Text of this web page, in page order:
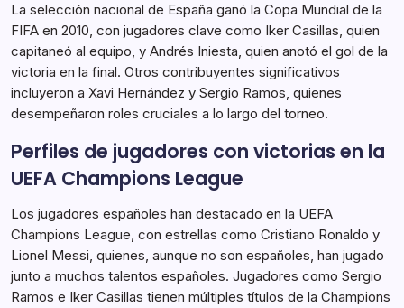
La selección nacional de España ganó la Copa Mundial de la
FIFA en 2010, con jugadores clave como Iker Casillas, quien
capitaneó al equipo, y Andrés Iniesta, quien anotó el gol de la
victoria en la final. Otros contribuyentes significativos
incluyeron a Xavi Hernández y Sergio Ramos, quienes
desempeñaron roles cruciales a lo largo del torneo.
Perfiles de jugadores con victorias en la
UEFA Champions League
Los jugadores españoles han destacado en la UEFA
Champions League, con estrellas como Cristiano Ronaldo y
Lionel Messi, quienes, aunque no son españoles, han jugado
junto a muchos talentos españoles. Jugadores como Sergio
Ramos e Iker Casillas tienen múltiples títulos de la Champions